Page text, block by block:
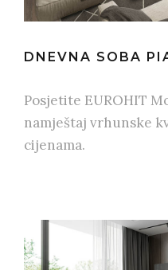
DNEVNA SOBA
Posjetite EUROHIT
namještaj vrhunske
cijenama.